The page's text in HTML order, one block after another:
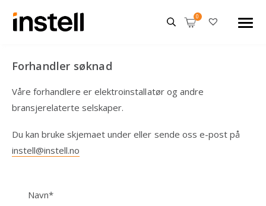
Forhandler søknad
Våre forhandlere er elektroinstallatør og andre
bransjerelaterte selskaper.
Du kan bruke skjemaet under eller sende oss e-post på
instell@instell.no
Navn*